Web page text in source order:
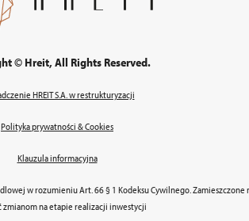
© Hreit, All Rights Reserved.
HREIT S.A. w restrukturyzacji
Polityka prywatności & Cookies
Klauzula informacyjna
w rozumieniu Art. 66 § 1 Kodeksu Cywilnego. Zamieszczone
zmianom na etapie realizacji inwestycji